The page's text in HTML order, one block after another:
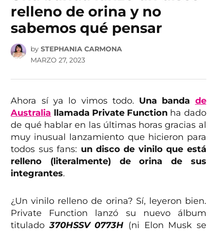
relleno de orina y no
sabemos qué pensar
by STEPHANIA CARMONA
MARZO 27, 2023
Ahora sí ya lo vimos todo. Una banda de
Australia llamada Private Function ha dado
de qué hablar en las últimas horas gracias al
muy inusual lanzamiento que hicieron para
todos sus fans: un disco de vinilo que está
relleno (literalmente) de orina de sus
integrantes.
¿Un vinilo relleno de orina? Sí, leyeron bien.
Private Function lanzó su nuevo álbum
titulado 370HSSV 0773H (ni Elon Musk se